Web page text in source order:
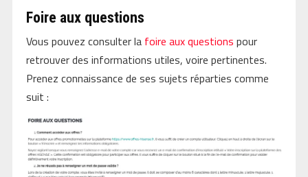
Foire aux questions
Vous pouvez consulter la foire aux questions pour
retrouver des informations utiles, voire pertinentes.
Prenez connaissance de ses sujets réparties comme
suit :